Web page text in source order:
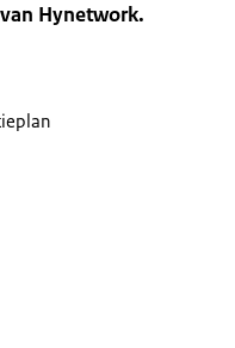
Hynetwork.